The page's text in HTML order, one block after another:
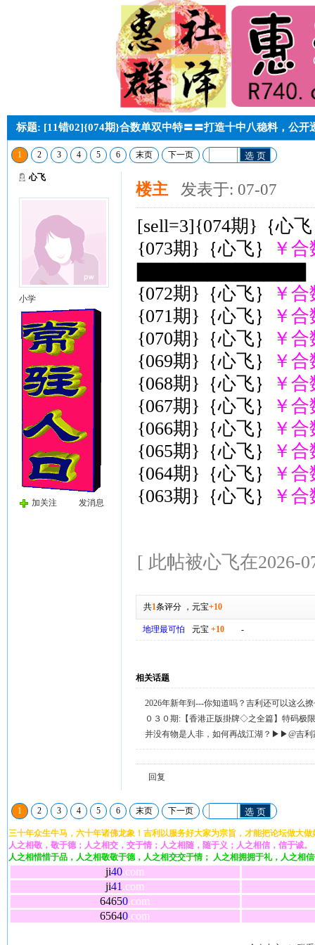
标题: [11错02]{074期}合数单双中特〓〓打造十中八稳料，公
1 2 3 4 5 6 末页 下一页 选 页
心飞
小学
加关注 发消息
楼主 发表于: 07-07
[sell=3]{074期}｛心
{073期}｛心飞｝
￥
{072期}｛心飞｝
￥
{071期}｛心飞｝
￥
{070期}｛心飞｝
￥
{069期}｛心飞｝
￥
{068期}｛心飞｝
￥
{067期}｛心飞｝
￥
{066期}｛心飞｝
￥
{065期}｛心飞｝
￥
{064期}｛心飞｝
￥
{063期}｛心飞｝
￥
[ 此帖被心飞在2026-
共1条评分， 元宝+10
地理最可怕 元宝 +10 -
相关话题
2026年新年到---你知道吗？吉利还可以这么
天天送58元宝，只需签到就有。
０３０期:【香港正版掛牌◇之全篇】特码极
整正版◇综合资料】←已更新.
并没有物是人非，如何再战江湖？▶▶@吉利
回复留言◀◀
回复
1 2 3 4 5 6 末页 下一页 选 页
三十年众生牛马，六十年诸佛龙象！吉利以服务好大家为宗旨，才能把论坛做大做
人之相敬，敬于德；人之相交，交于情；人之相随，随于义；人之相信，信于诚。
人之相惜惜于品，人之相敬敬于德，人之相交交于情； 人之相拥拥于礼，人之相
ji40.com
ji41 .com
64650.com
65640.com